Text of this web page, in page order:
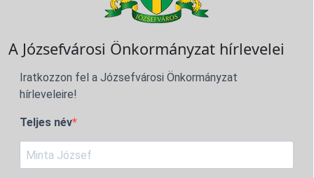
A Józsefvárosi Önkormányzat hírlevelei
Iratkozzon fel a Józsefvárosi Önkormányzat
hírleveleire!
Teljes név